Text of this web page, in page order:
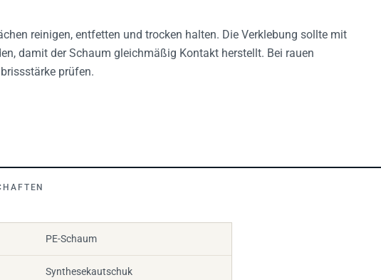
reinigen, entfetten und trocken halten. Die Verklebung sollte mit
damit der Schaum gleichmäßig Kontakt herstellt. Bei rauen
prüfen.
PE-Schaum
Synthesekautschuk